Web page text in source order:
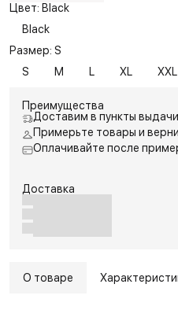
Цвет: Black
Black
Размер: S
S
M L XL XXL
Преимущества
Доставим в пункты
Примерьте товары и
Оплачивайте после
Доставка
О товаре